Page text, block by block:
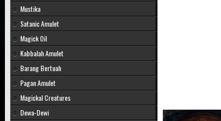
Mustika
Satanic Amulet
Magick Oil
Kabbalah Amulet
Barang Bertuah
Pagan Amulet
Magickal Creatures
Dewa-Dewi